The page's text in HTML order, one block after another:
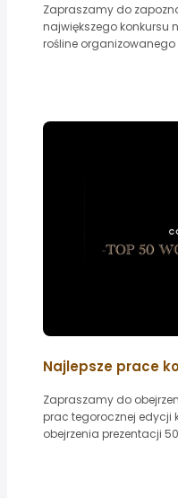
Zapraszamy do
największego konkursu
rośline organizowanego
Najlepsze prace
Zapraszamy do
prac tegorocznej edycji
obejrzenia prezentacji